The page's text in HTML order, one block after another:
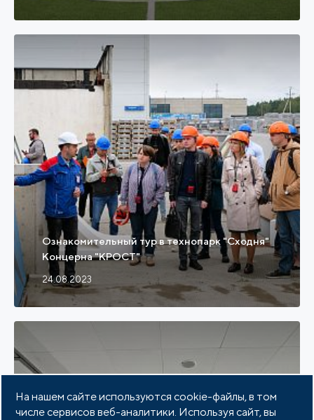
Ознакомительный тур в технопарк "Сходня"
Концерна "КРОСТ"
24.08.2023
На нашем сайте используются cookie-файлы, в том
числе сервисов веб-аналитики. Используя сайт, вы